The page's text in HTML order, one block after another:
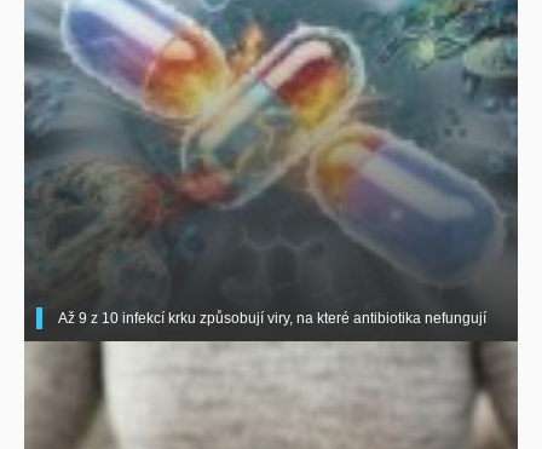
Až 9 z 10 infekcí krku způsobují viry, na které antibiotika nefungují